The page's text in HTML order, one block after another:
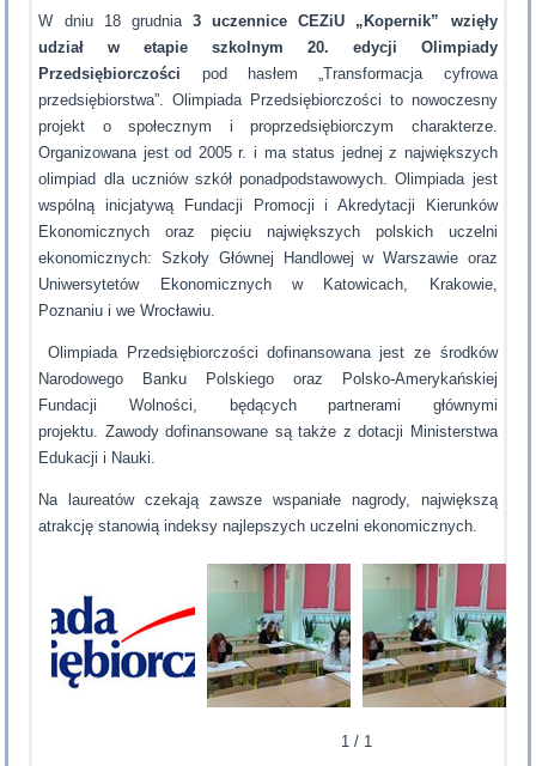
W dniu 18 grudnia3 uczennice CEZiU „Kopernik” wzięły
udział w etapie szkolnym 20. edycji Olimpiady
Przedsiębiorczości pod hasłem „Transformacja cyfrowa
przedsiębiorstwa”. Olimpiada Przedsiębiorczości to nowoczesny
projekt o społecznym i proprzedsiębiorczym charakterze.
Organizowana jest od 2005 r. i ma status jednej z największych
olimpiad dla uczniów szkół ponadpodstawowych. Olimpiada jest
wspólną inicjatywą Fundacji Promocji i Akredytacji Kierunków
Ekonomicznych oraz pięciu największych polskich uczelni
ekonomicznych: Szkoły Głównej Handlowej w Warszawie oraz
Uniwersytetów Ekonomicznych w Katowicach, Krakowie,
Poznaniu i we Wrocławiu.
Olimpiada Przedsiębiorczości dofinansowana jest ze środków
Narodowego Banku Polskiego oraz Polsko-Amerykańskiej
Fundacji Wolności, będących partnerami głównymi
projektu. Zawody dofinansowane są także z dotacji Ministerstwa
Edukacji i Nauki.
Na laureatów czekają zawsze wspaniałe nagrody, największą
atrakcję stanowią indeksy najlepszych uczelni ekonomicznych.
1 / 1